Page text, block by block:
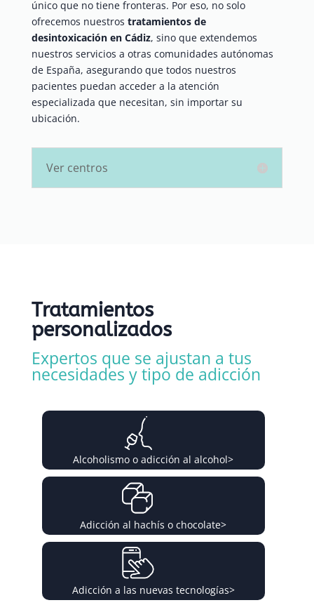
único que no tiene fronteras. Por eso, no solo
ofrecemos nuestros tratamientos de
desintoxicación en Cádiz, sino que extendemos
nuestros servicios a otras comunidades autónomas
de España, asegurando que todos nuestros
pacientes puedan acceder a la atención
especializada que necesitan, sin importar su
ubicación.
Ver centros
Tratamientos
personalizados
Expertos que se ajustan a tus
necesidades y tipo de adicción
Alcoholismo o adicción al alcohol>
Adicción al hachís o chocolate>
Adicción a las nuevas tecnologías>